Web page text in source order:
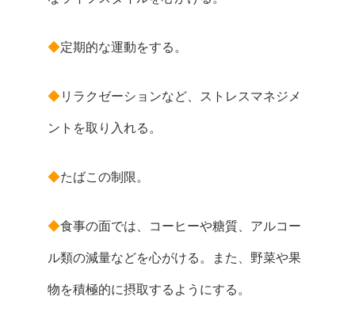
◆定期的な運動をする。
◆リラクゼーションなど、ストレスマネジメ
ントを取り入れる。
◆たばこの制限。
◆食事の面では、コーヒーや糖質、アルコー
ル類の減量などを心がける。また、野菜や果
物を積極的に摂取するようにする。